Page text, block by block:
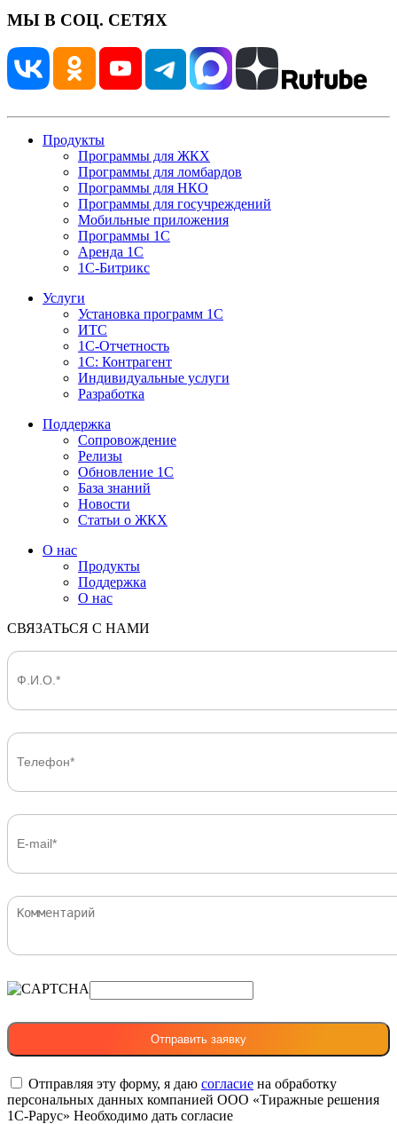
МЫ В СОЦ. СЕТЯХ
Продукты
Программы для ЖКХ
Программы для ломбардов
Программы для НКО
Программы для госучреждений
Мобильные приложения
Программы 1С
Аренда 1С
1С-Битрикс
Услуги
Установка программ 1С
ИТС
1С-Отчетность
1С: Контрагент
Индивидуальные услуги
Разработка
Поддержка
Сопровождение
Релизы
Обновление 1С
База знаний
Новости
Статьи о ЖКХ
О нас
Продукты
Поддержка
О нас
СВЯЗАТЬСЯ С НАМИ
Отправляя эту форму, я даю согласие на обработку
персональных данных компанией ООО «Тиражные решения
1С-Рарус» Необходимо дать согласие